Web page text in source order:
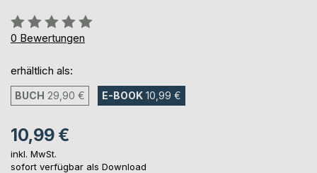
Bewertung::
0%
0 Bewertungen
erhältlich als:
BUCH 29,90 € E-BOOK 10,99 €
10,99 €
inkl. MwSt.
sofort verfügbar als Download